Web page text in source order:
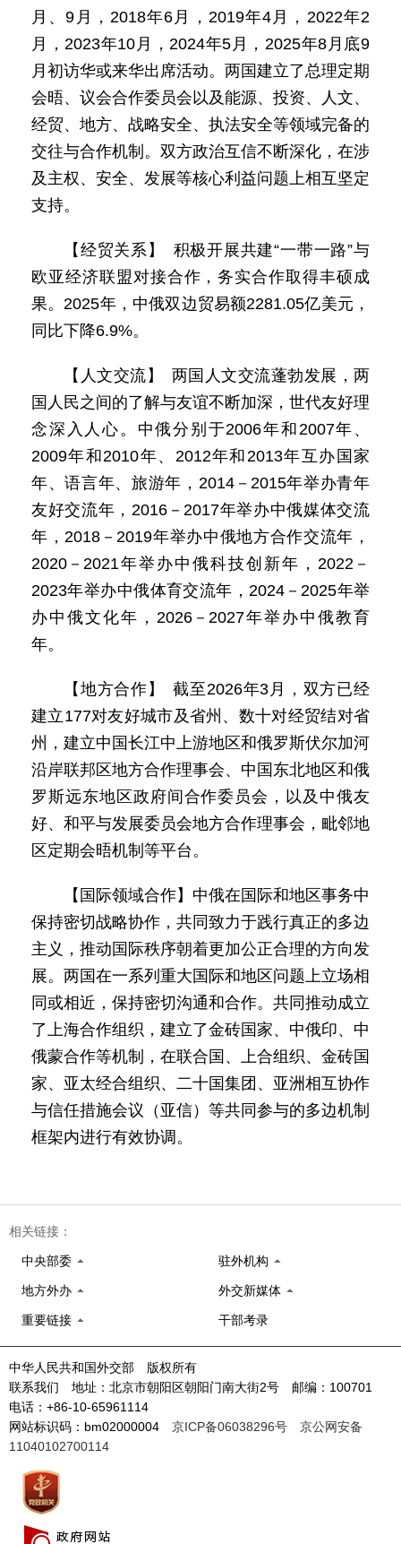
月、9月，2018年6月，2019年4月，2022年2
月，2023年10月，2024年5月，2025年8月底9
月初访华或来华出席活动。两国建立了总理定期
会晤、议会合作委员会以及能源、投资、人文、
经贸、地方、战略安全、执法安全等领域完备的
交往与合作机制。双方政治互信不断深化，在涉
及主权、安全、发展等核心利益问题上相互坚定
支持。
【经贸关系】 积极开展共建“一带一路”与
欧亚经济联盟对接合作，务实合作取得丰硕成
果。2025年，中俄双边贸易额2281.05亿美元，
同比下降6.9%。
【人文交流】 两国人文交流蓬勃发展，两
国人民之间的了解与友谊不断加深，世代友好理
念深入人心。中俄分别于2006年和2007年、
2009年和2010年、2012年和2013年互办国家
年、语言年、旅游年，2014－2015年举办青年
友好交流年，2016－2017年举办中俄媒体交流
年，2018－2019年举办中俄地方合作交流年，
2020－2021年举办中俄科技创新年，2022－
2023年举办中俄体育交流年，2024－2025年举
办中俄文化年，2026－2027年举办中俄教育
年。
【地方合作】 截至2026年3月，双方已经
建立177对友好城市及省州、数十对经贸结对省
州，建立中国长江中上游地区和俄罗斯伏尔加河
沿岸联邦区地方合作理事会、中国东北地区和俄
罗斯远东地区政府间合作委员会，以及中俄友
好、和平与发展委员会地方合作理事会，毗邻地
区定期会晤机制等平台。
【国际领域合作】中俄在国际和地区事务中
保持密切战略协作，共同致力于践行真正的多边
主义，推动国际秩序朝着更加公正合理的方向发
展。两国在一系列重大国际和地区问题上立场相
同或相近，保持密切沟通和合作。共同推动成立
了上海合作组织，建立了金砖国家、中俄印、中
俄蒙合作等机制，在联合国、上合组织、金砖国
家、亚太经合组织、二十国集团、亚洲相互协作
与信任措施会议（亚信）等共同参与的多边机制
框架内进行有效协调。
相关链接：
中央部委 驻外机构
地方外办 外交新媒体
重要链接 干部考录
中华人民共和国外交部 版权所有
联系我们 地址：北京市朝阳区朝阳门南大街2号 邮编：100701
电话：+86-10-65961114
网站标识码：bm02000004 京ICP备06038296号
京公网安备
11040102700114